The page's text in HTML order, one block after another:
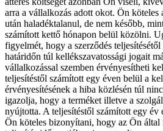
arra a vállalkozás adott okot. Ön köteles
után haladéktalanul, de nem később,
számított kettő hónapon belül közölni.
figyelmét, hogy a szerződés
határidőn túl kellékszavatossági jogait
vállalkozással szemben érvényesítheti
teljesítéstől számított egy éven belül a
érvényesítésének a hiba közlésén túl
igazolja, hogy a terméket illetve a
nyújtotta. A teljesítéstől számított egy év
Ön köteles bizonyítani, hogy az Ön által